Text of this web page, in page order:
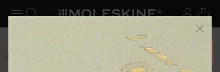
ナビゲーションの切替 ログ
検索 (キーワードなど) カ
6,500円以上のご購入で送料無料 メニ
ーを閉じる
ホーム